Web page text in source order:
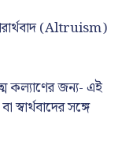
(Altruism)
কল্যাণের জন্য- এই
সঙ্গে